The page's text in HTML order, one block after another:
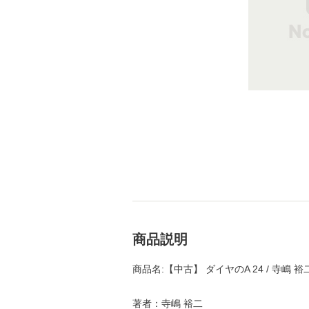
商品説明
商品名:【中古】 ダイヤのA 24 / 寺嶋
著者：寺嶋 裕二